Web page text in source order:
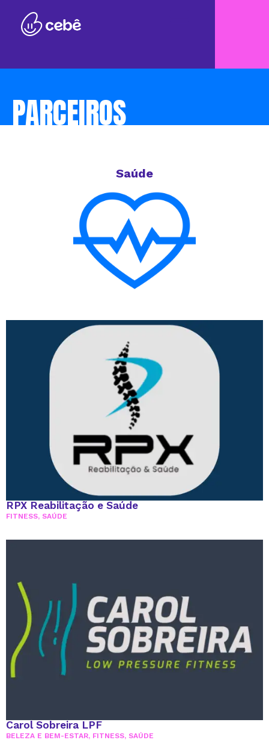
PARCEIROS
Saúde
RPX Reabilitação e Saúde
FITNESS, SAÚDE
Carol Sobreira LPF
BELEZA E BEM-ESTAR, FITNESS, SAÚDE